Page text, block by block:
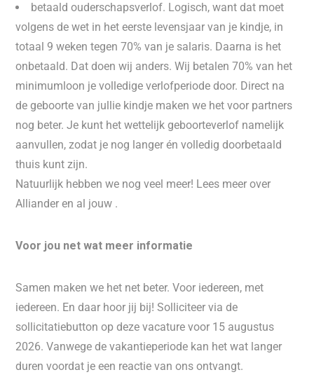
betaald ouderschapsverlof. Logisch, want dat moet
volgens de wet in het eerste levensjaar van je kindje, in
totaal 9 weken tegen 70% van je salaris. Daarna is het
onbetaald. Dat doen wij anders. Wij betalen 70% van het
minimumloon je volledige verlofperiode door. Direct na
de geboorte van jullie kindje maken we het voor partners
nog beter. Je kunt het wettelijk geboorteverlof namelijk
aanvullen, zodat je nog langer én volledig doorbetaald
thuis kunt zijn.
Natuurlijk hebben we nog veel meer! Lees meer over
Alliander en al jouw .
Voor jou net wat meer informatie
Samen maken we het net beter. Voor iedereen, met
iedereen. En daar hoor jij bij! Solliciteer via de
sollicitatiebutton op deze vacature voor 15 augustus
2026. Vanwege de vakantieperiode kan het wat langer
duren voordat je een reactie van ons ontvangt.